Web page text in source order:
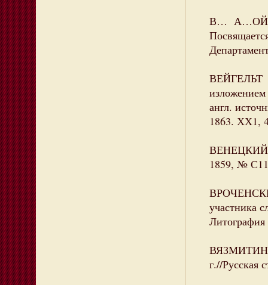
В… А…ОЙ
ВЕЙГЕЛЬТ
англ.
1863. ХХ1,
ВЕНЕЦКИЙ
1859, №
участника
г.//Русская